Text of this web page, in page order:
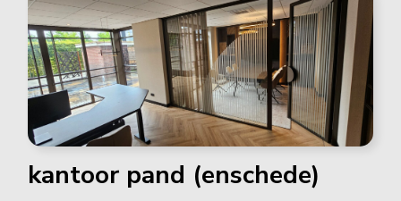
kantoor pand (enschede)